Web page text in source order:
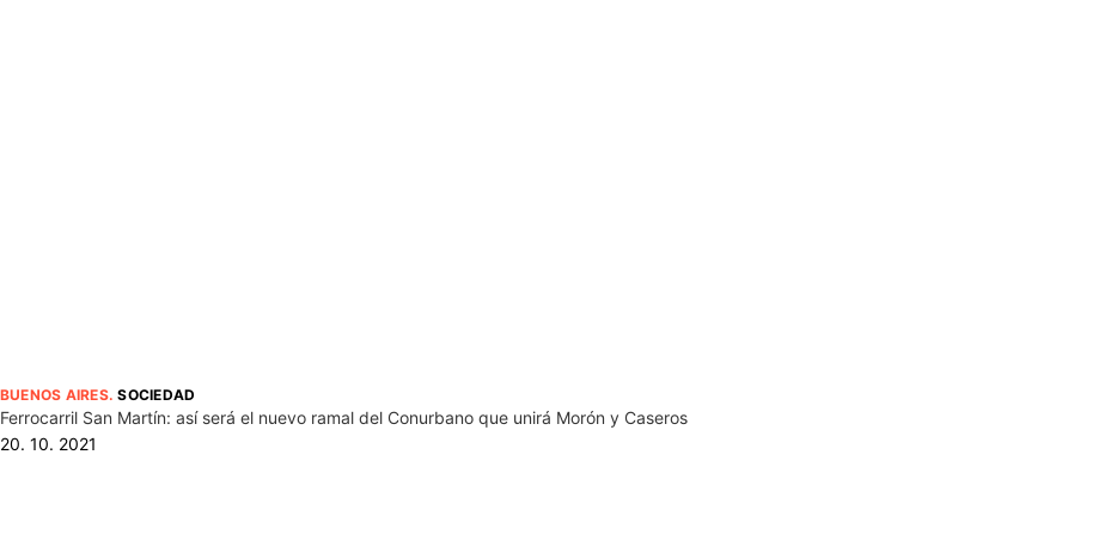
BUENOS AIRES.SOCIEDAD
Ferrocarril San Martín: así será el nuevo ramal del Conurbano que unirá Morón y Caseros
20. 10. 2021